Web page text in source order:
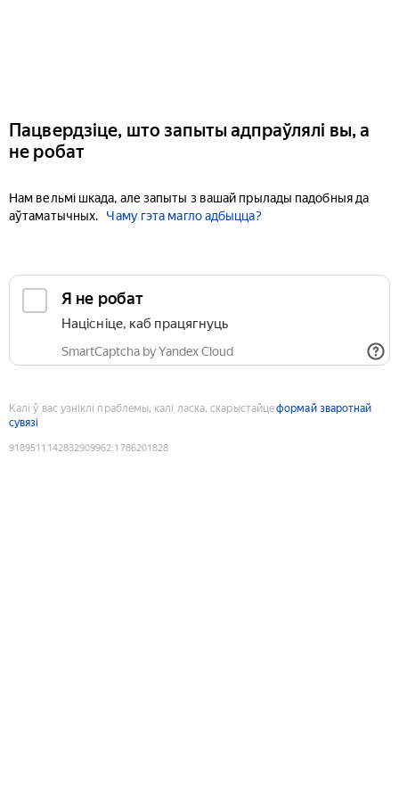
Пацвердзіце, што запыты адпраўлялі вы, а
не робат
Нам вельмі шкада, але запыты з вашай прылады падобныя да
аўтаматычных.
Чаму гэта магло адбыцца?
Я не робат
Націсніце, каб працягнуць
SmartCaptcha by Yandex Cloud
Калі ў вас узніклі праблемы, калі ласка, скарыстайцеформай зваротнай
сувязі
9189511142832909962:1786201828